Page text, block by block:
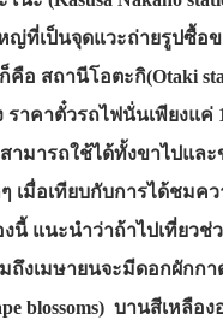
ญ่ที่เป็นจุดแวะถ่ายรูปซื้อ
คือ สถานีโอตะกิ(Otaki
ราคาตั๋วรถไฟนั่นเพียงแค่
ามารถใช้ได้ทั้งขาไปและ
เมื่อเทียบกับการได้ชมค
งนี้ แนะนำว่าถ้าไปเที่ยวช่
ถึงเมษายนจะมีดอกผักกา
blossoms) บานสีเหลือง